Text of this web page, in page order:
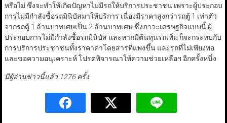
หรือไม่ ซึ่งจะทำให้เกิดปัญหาไม่มีรถให้บริการประชาชน เพราะผู้ประกอบ
การไม่มีกำลังซื้อรถมินิบัสมาให้บริการ เนื่องมีราคาสูงกว่ารถตู้ 1 เท่าตัว
จากรถตู้ 1 ล้านบาทเศษเป็น 2 ล้านบาทเศษ ซึ่งภาวะเศรษฐกิจแบบนี้ ผู้
ประกอบการไม่มีกำลังซื้อรถมินิบัส และหากมีต้นทุนรถเพิ่ม ก็จะกระทบกับ
การบริการประชาชนทั้งราคาค่าโดยสารที่แพงขึ้น และรถที่ไม่เพียงพอ
และขอความอนุเคราะห์ โปรดพิจารณาให้ความช่วยเหลือฯ อีกครั้งหนึ่ง
มีผู้อ่านข่าวนี้แล้ว 1276 ครั้ง